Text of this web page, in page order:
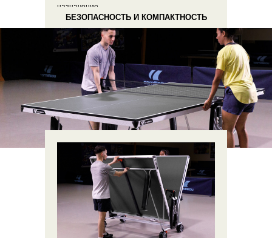
назначение.
БЕЗОПАСНОСТЬ И КОМПАКТНОСТЬ